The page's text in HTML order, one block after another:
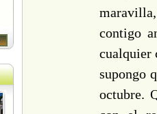
contigo
cualquier
supongo
octubre.